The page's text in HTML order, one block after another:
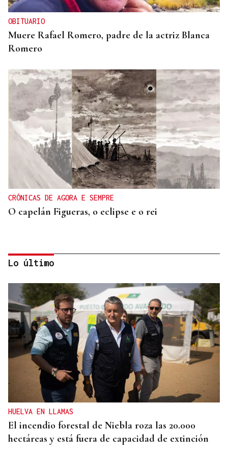
OBITUARIO
Muere Rafael Romero, padre de la actriz Blanca
Romero
CRÓNICAS DE AGORA E SEMPRE
O capelán Figueras, o eclipse e o rei
ORÁCULO DAS BURGAS
Horóscopo del día: lunes, 10 de agosto
Lo último
HUELVA EN LLAMAS
El incendio forestal de Niebla roza las 20.000
hectáreas y está fuera de capacidad de extinción